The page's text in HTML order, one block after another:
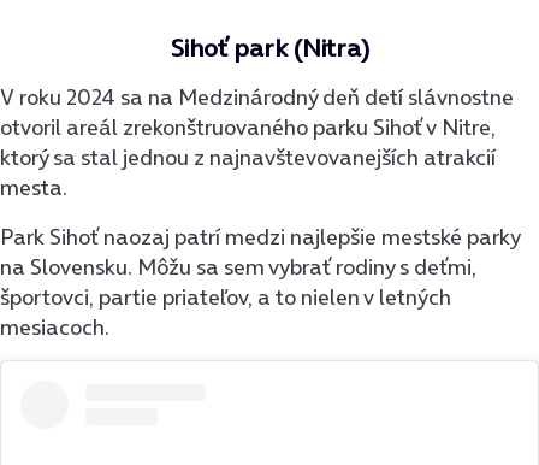
Sihoť park (Nitra)
V roku 2024 sa na Medzinárodný deň detí slávnostne
otvoril areál zrekonštruovaného parku Sihoť v Nitre,
ktorý sa stal jednou z najnavštevovanejších atrakcií
mesta.
Park Sihoť naozaj patrí medzi najlepšie mestské parky
na Slovensku. Môžu sa sem vybrať rodiny s deťmi,
športovci, partie priateľov, a to nielen v letných
mesiacoch.